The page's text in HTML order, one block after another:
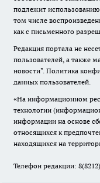
подлежит
том числе
как с письменного
Редакция портала не
пользователей, а также
новости". Политика
данных пользователей.
«На информационном
технологии
информации на основе
относящихся к
находящихся на
Телефон редакции: